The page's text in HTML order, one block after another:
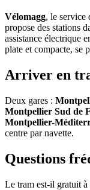
Vélomagg, le service
propose des stations
assistance électrique
plate et compacte, se
Arriver en
Deux gares :
Montpellier Sud de
Montpellier-
centre par navette.
Questions
Le tram est-il gratuit